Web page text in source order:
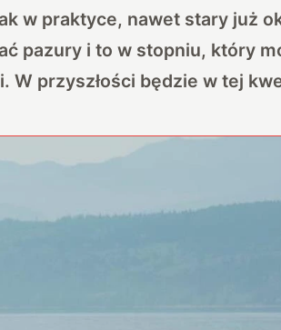
w praktyce, nawet stary już
pazury i to w stopniu, który
W przyszłości będzie w tej